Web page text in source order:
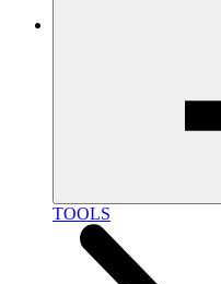
TOOLS